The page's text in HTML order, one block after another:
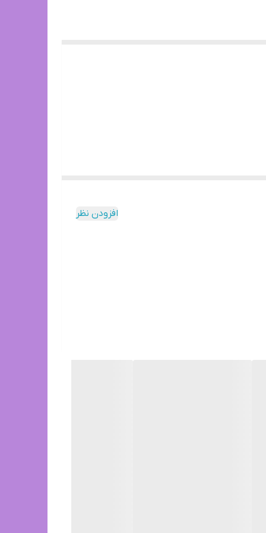
افزودن نظر